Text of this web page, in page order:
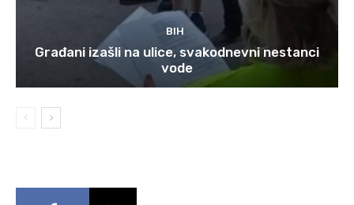
BIH
Građani izašli na ulice, svakodnevni nestanci
vode